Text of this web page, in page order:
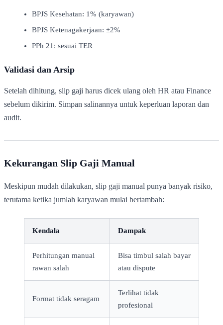
BPJS Kesehatan: 1% (karyawan)
BPJS Ketenagakerjaan: ±2%
PPh 21: sesuai TER
Validasi dan Arsip
Setelah dihitung, slip gaji harus dicek ulang oleh HR atau Finance
sebelum dikirim. Simpan salinannya untuk keperluan laporan dan
audit.
Kekurangan Slip Gaji Manual
Meskipun mudah dilakukan, slip gaji manual punya banyak risiko,
terutama ketika jumlah karyawan mulai bertambah:
Kendala Dampak
Perhitungan manual
rawan salah
Bisa timbul salah bayar
atau dispute
Format tidak seragam
Terlihat tidak
profesional